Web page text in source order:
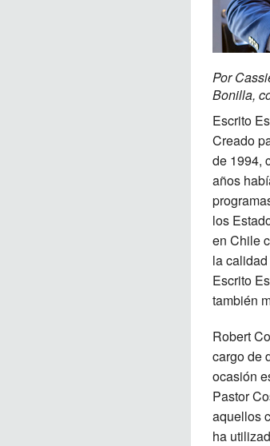
Por
Bonilla,
Escrito
Creado
de 1994,
años
los
en Chile
la
Escrito
también
Robert
cargo de
ocasión
Pastor
aquellos
ha